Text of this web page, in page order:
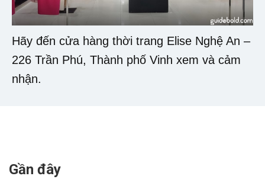
Hãy đến cửa hàng thời trang Elise Nghệ An –
226 Trần Phú, Thành phố Vinh xem và cảm
nhận.
Gần đây